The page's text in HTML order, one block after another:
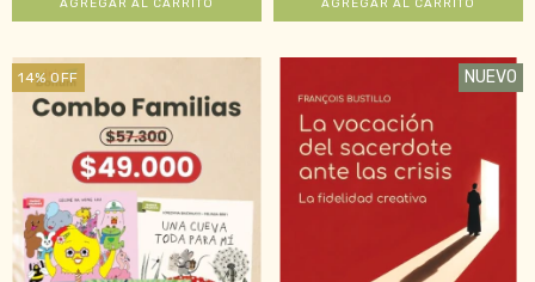
14% OFF NUEVO